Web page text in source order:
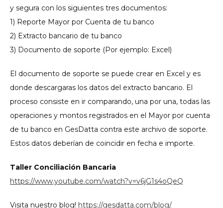
y segura con los siguientes tres documentos:
1) Reporte Mayor por Cuenta de tu banco
2) Extracto bancario de tu banco
3) Documento de soporte (Por ejemplo: Excel)
El documento de soporte se puede crear en Excel y es
donde descargaras los datos del extracto bancario. El
proceso consiste en ir comparando, una por una, todas las
operaciones y montos registrados en el Mayor por cuenta
de tu banco en GesDatta contra este archivo de soporte.
Estos datos deberían de coincidir en fecha e importe.
Taller Conciliación Bancaria
https://www.youtube.com/watch?v=v6jG1s4oQeQ
Visita nuestro blog! https://gesdatta.com/blog/